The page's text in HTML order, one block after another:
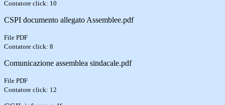
Contatore click: 10
CSPI documento allegato Assemblee.pdf
File PDF
Contatore click: 8
Comunicazione assemblea sindacale.pdf
File PDF
Contatore click: 12